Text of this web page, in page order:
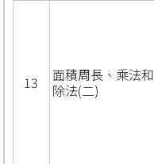
13
面積周長、乘法和
除法(二)